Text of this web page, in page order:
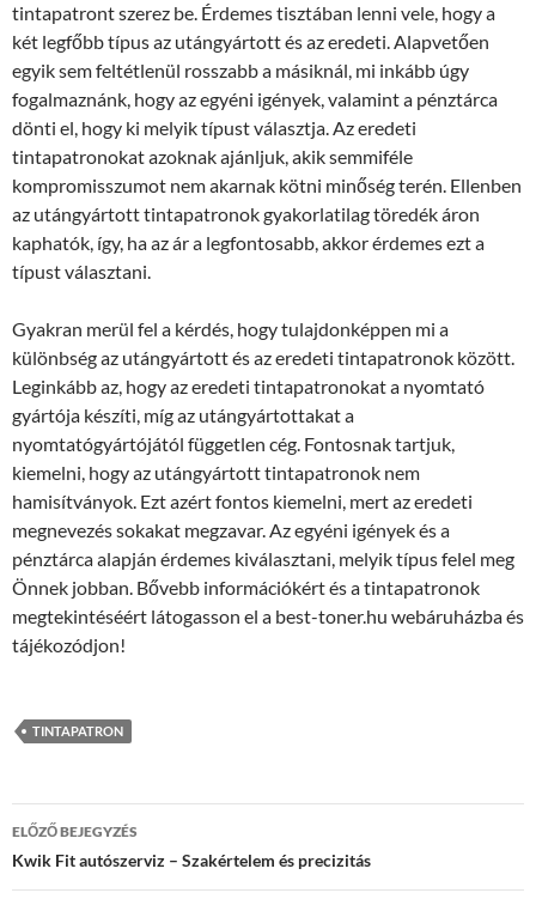
tintapatront szerez be. Érdemes tisztában lenni vele, hogy a
két legfőbb típus az utángyártott és az eredeti. Alapvetően
egyik sem feltétlenül rosszabb a másiknál, mi inkább úgy
fogalmaznánk, hogy az egyéni igények, valamint a pénztárca
dönti el, hogy ki melyik típust választja. Az eredeti
tintapatronokat azoknak ajánljuk, akik semmiféle
kompromisszumot nem akarnak kötni minőség terén. Ellenben
az utángyártott tintapatronok gyakorlatilag töredék áron
kaphatók, így, ha az ár a legfontosabb, akkor érdemes ezt a
típust választani.
Gyakran merül fel a kérdés, hogy tulajdonképpen mi a
különbség az utángyártott és az eredeti tintapatronok között.
Leginkább az, hogy az eredeti tintapatronokat a nyomtató
gyártója készíti, míg az utángyártottakat a
nyomtatógyártójától független cég. Fontosnak tartjuk,
kiemelni, hogy az utángyártott tintapatronok nem
hamisítványok. Ezt azért fontos kiemelni, mert az eredeti
megnevezés sokakat megzavar. Az egyéni igények és a
pénztárca alapján érdemes kiválasztani, melyik típus felel meg
Önnek jobban. Bővebb információkért és a tintapatronok
megtekintéséért látogasson el a best-toner.hu webáruházba és
tájékozódjon!
TINTAPATRON
Bejegyzés
navigáció
ELŐZŐ BEJEGYZÉS
Kwik Fit autószerviz – Szakértelem és precizitás